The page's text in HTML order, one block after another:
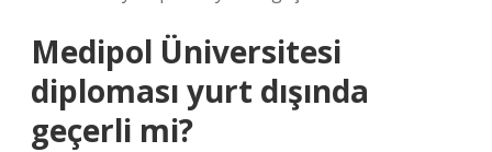
Medipol Üniversitesi
diploması yurt dışında
geçerli mi?